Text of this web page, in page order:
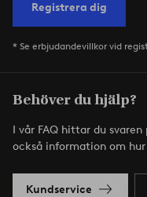
Registrera dig
* Se erbjudandevillkor vid
Behöver du hjälp?
I vår FAQ hittar du
också information om
Kundservice